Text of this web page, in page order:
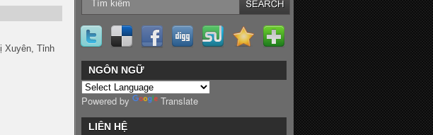
Xuyên, Tỉnh
NGÔN NGỮ
Powered by Translate
LIÊN HỆ